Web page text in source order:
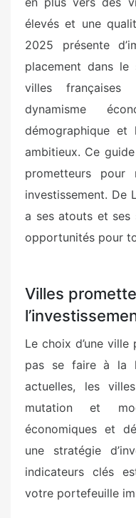
élevés et une
2025 présente
placement dans le
villes
dynamisme
démographique et
ambitieux. Ce
prometteurs pour
investissement. De
a ses atouts et ses
opportunités pour
Villes
Le choix d’une
pas se faire à la
actuelles, les
mutation et
économiques et
une stratégie
indicateurs clés
votre portefeuille